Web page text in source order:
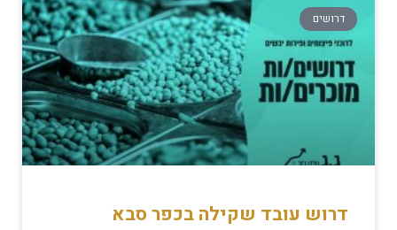
דרושים
דרוש עובד שקילה בכפר סבא